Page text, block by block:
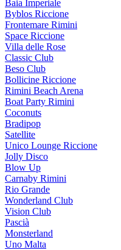
Baia Imperiale
Byblos Riccione
Frontemare Rimini
Space Riccione
Villa delle Rose
Classic Club
Beso Club
Bollicine Riccione
Rimini Beach Arena
Boat Party Rimini
Coconuts
Bradipop
Satellite
Unico Lounge Riccione
Jolly Disco
Blow Up
Carnaby Rimini
Rio Grande
Wonderland Club
Vision Club
Pascià
Monsterland
Uno Malta